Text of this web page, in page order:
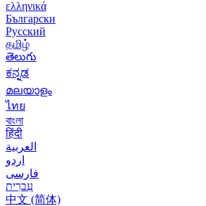
ελληνικά
Български
Русский
தமிழ்
తెలుగు
ಕನ್ನಡ
മലയാളം
ไทย
বাংলা
हिंदी
العربية
اردو
فارسی
עִברִית
中文 (简体)